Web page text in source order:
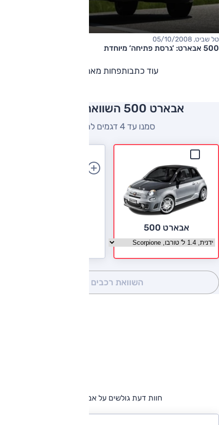
טל שביט, 05/10/2008
500 אבארט: ‘גרסת פתיחה‘ מיוחדת
עוד כתבותפחות מאמרים
אבארט 500 השוואה למתחרים
סמנו עד 4 דגמים להשוואה
אבארט 500
בחר גרסה אבארט 500
השוואת רכבים
חוות דעת גולשים על אבארט 500